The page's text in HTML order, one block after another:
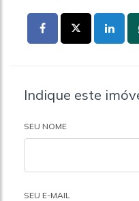
Indique este
SEU NOME
SEU E-MAIL